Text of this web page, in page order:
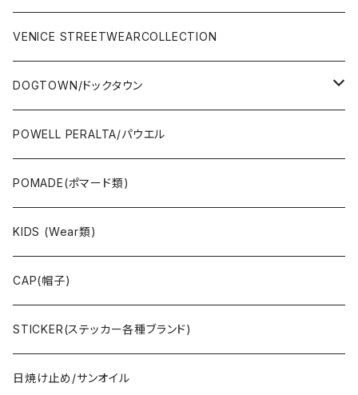
Ripcurl(サーフブランド)
SURFSKATE
WHEEL(ウィール)
OTHERS(スケボー小物/ステッカー類)
JAYADAMS/ジェイアダムス
made in USA
VENICE STREETWEARCOLLECTION
DOGTOWN/ドックタウン
WEAR(衣類)
Deck(スケートデッキ)
CAP/HAT(キャップ類)
OTHERS(ドックタウン小物)
POWELL PERALTA/パウエル
POMADE(ポマード類)
KIDS (Wear類)
CAP(帽子)
STICKER(ステッカー各種ブランド)
日焼け止め/サンオイル